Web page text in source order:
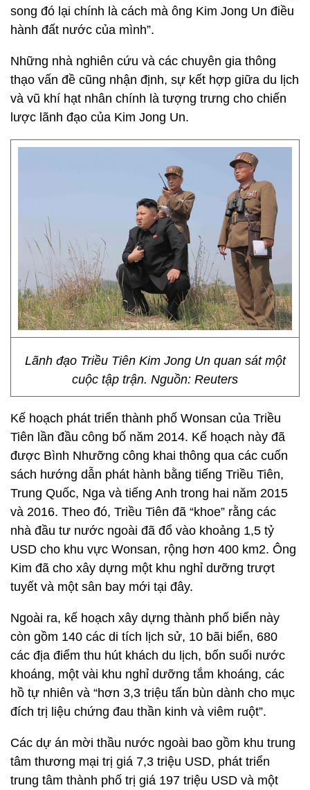
song đó lại chính là cách mà ông Kim Jong Un điều
hành đất nước của mình”.
Những nhà nghiên cứu và các chuyên gia thông
thạo vấn đề cũng nhận định, sự kết hợp giữa du lịch
và vũ khí hạt nhân chính là tượng trưng cho chiến
lược lãnh đạo của Kim Jong Un.
Lãnh đạo Triều Tiên Kim Jong Un quan sát một
cuộc tập trận. Nguồn: Reuters
Kế hoạch phát triển thành phố Wonsan của Triều
Tiên lần đầu công bố năm 2014. Kế hoạch này đã
được Bình Nhưỡng công khai thông qua các cuốn
sách hướng dẫn phát hành bằng tiếng Triều Tiên,
Trung Quốc, Nga và tiếng Anh trong hai năm 2015
và 2016. Theo đó, Triều Tiên đã “khoe” rằng các
nhà đầu tư nước ngoài đã đổ vào khoảng 1,5 tỷ
USD cho khu vực Wonsan, rộng hơn 400 km2. Ông
Kim đã cho xây dựng một khu nghỉ dưỡng trượt
tuyết và một sân bay mới tại đây.
Ngoài ra, kế hoạch xây dựng thành phố biển này
còn gồm 140 các di tích lịch sử, 10 bãi biển, 680
các địa điểm thu hút khách du lịch, bốn suối nước
khoáng, một vài khu nghỉ dưỡng tắm khoáng, các
hồ tự nhiên và “hơn 3,3 triệu tấn bùn dành cho mục
đích trị liệu chứng đau thần kinh và viêm ruột”.
Các dự án mời thầu nước ngoài bao gồm khu trung
tâm thương mại trị giá 7,3 triệu USD, phát triển
trung tâm thành phố trị giá 197 triệu USD và một